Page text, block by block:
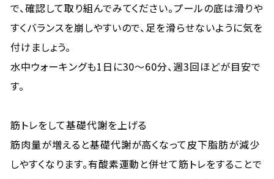
で、確認して取り組んでみてください。プールの底は滑りや
すくバランスを崩しやすいので、足を滑らせないように気を
付けましょう。
水中ウォーキングも1日に30～60分、週3回ほどが目安で
す。
筋トレをして基礎代謝を上げる
筋肉量が増えると基礎代謝が高くなって皮下脂肪が減少
しやすくなります。有酸素運動と併せて筋トレをすることで